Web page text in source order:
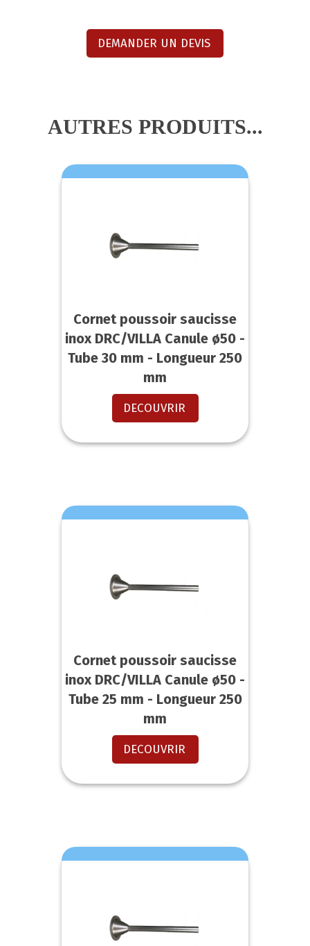
DEMANDER UN DEVIS
AUTRES PRODUITS...
Cornet poussoir saucisse
inox DRC/VILLA Canule ø50 -
Tube 30 mm - Longueur 250
mm
DECOUVRIR
Cornet poussoir saucisse
inox DRC/VILLA Canule ø50 -
Tube 25 mm - Longueur 250
mm
DECOUVRIR